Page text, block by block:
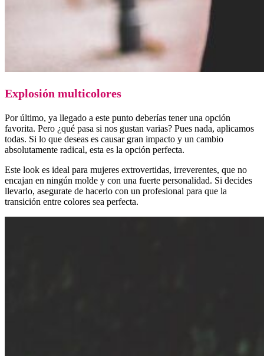
Explosión multicolores
Por último, ya llegado a este punto deberías tener una opción
favorita. Pero ¿qué pasa si nos gustan varias? Pues nada, aplicamos
todas. Si lo que deseas es causar gran impacto y un cambio
absolutamente radical, esta es la opción perfecta.
Este look es ideal para mujeres extrovertidas, irreverentes, que no
encajan en ningún molde y con una fuerte personalidad. Si decides
llevarlo, asegurate de hacerlo con un profesional para que la
transición entre colores sea perfecta.